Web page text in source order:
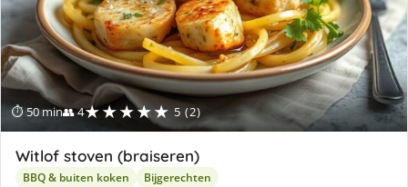
⏱ 50 min👥 4★★★★★ 5 (2)
Witlof stoven (braiseren)
BBQ & buiten koken Bijgerechten